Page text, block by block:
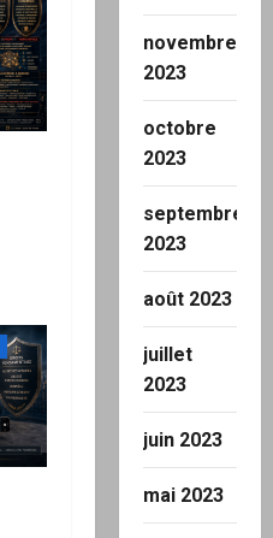
novembre
2023
octobre
2023
septembre
2023
août 2023
juillet
2023
juin 2023
mai 2023